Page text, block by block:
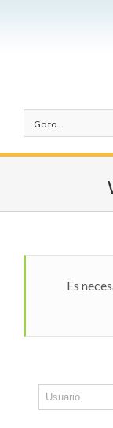
Go to...
Es